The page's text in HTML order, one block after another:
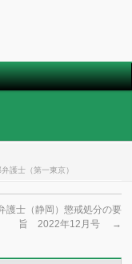
護士（第一東京）
護士（静岡）懲戒処分の要
旨 2022年12月号
→